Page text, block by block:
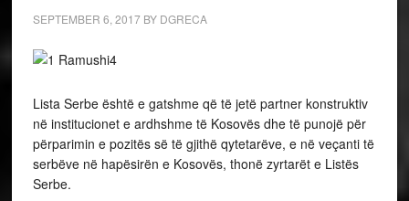
SEPTEMBER 6, 2017BY DGRECA
Lista Serbe është e gatshme që të jetë partner konstruktiv
në institucionet e ardhshme të Kosovës dhe të punojë për
përparimin e pozitës së të gjithë qytetarëve, e në veçanti të
serbëve në hapësirën e Kosovës, thonë zyrtarët e Listës
Serbe.